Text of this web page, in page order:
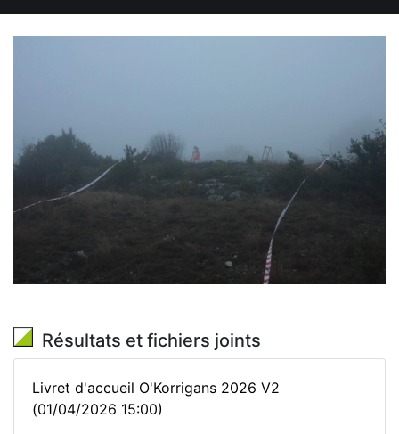
Résultats et fichiers joints
Livret d'accueil O'Korrigans 2026 V2
(01/04/2026 15:00)